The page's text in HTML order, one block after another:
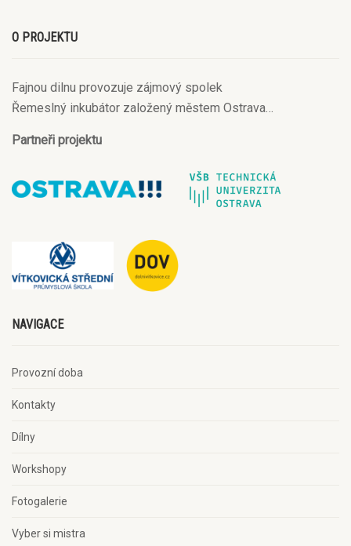
O PROJEKTU
Fajnou dilnu provozuje zájmový spolek
Řemeslný inkubátor založený městem Ostrava…
Partneři projektu
NAVIGACE
Provozní doba
Kontakty
Dílny
Workshopy
Fotogalerie
Vyber si mistra